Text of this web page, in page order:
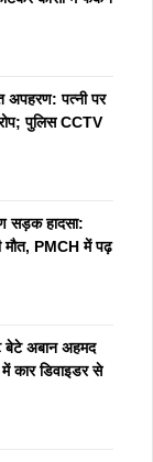
अपहरण: पत्नी पर
पुलिस CCTV
सड़क हादसा:
मौत, PMCH में पढ़
अबान अहमद
कार डिवाइडर से